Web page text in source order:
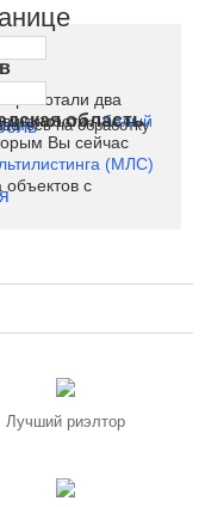
область
два
-белый
Вы сейчас
(МЛС)
с
Лучший риэлтор
на обработку